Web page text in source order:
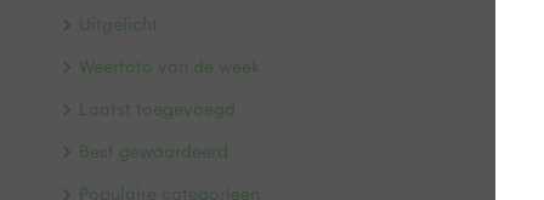
Uitgelicht
Weerfoto van de week
Laatst toegevoegd
Best gewaardeerd
Populaire categorieën